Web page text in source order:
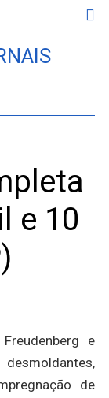
e 10
e
de